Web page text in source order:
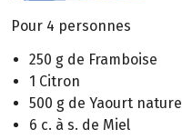
Pour 4 personnes
250 g de Framboise
1 Citron
500 g de Yaourt nature
6 c. à s. de Miel